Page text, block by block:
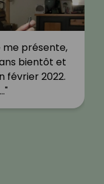
me présente,
ans bientôt et
février 2022.